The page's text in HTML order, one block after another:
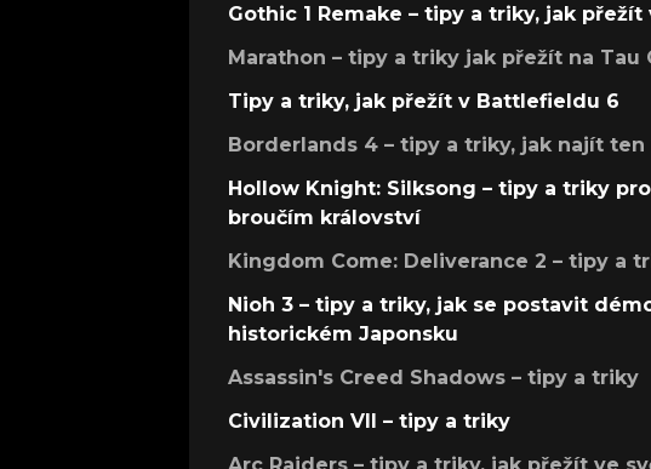
Gothic 1 Remake – tipy a triky, jak přežít
Marathon – tipy a triky jak přežít na Tau
Tipy a triky, jak přežít v Battlefieldu 6
Borderlands 4 – tipy a triky, jak najít
Hollow Knight: Silksong – tipy a triky
broučím království
Kingdom Come: Deliverance 2 – tipy a
Nioh 3 – tipy a triky, jak se postavit
historickém Japonsku
Assassin's Creed Shadows – tipy a triky
Civilization VII – tipy a triky
Arc Raiders – tipy a triky, jak přežít ve